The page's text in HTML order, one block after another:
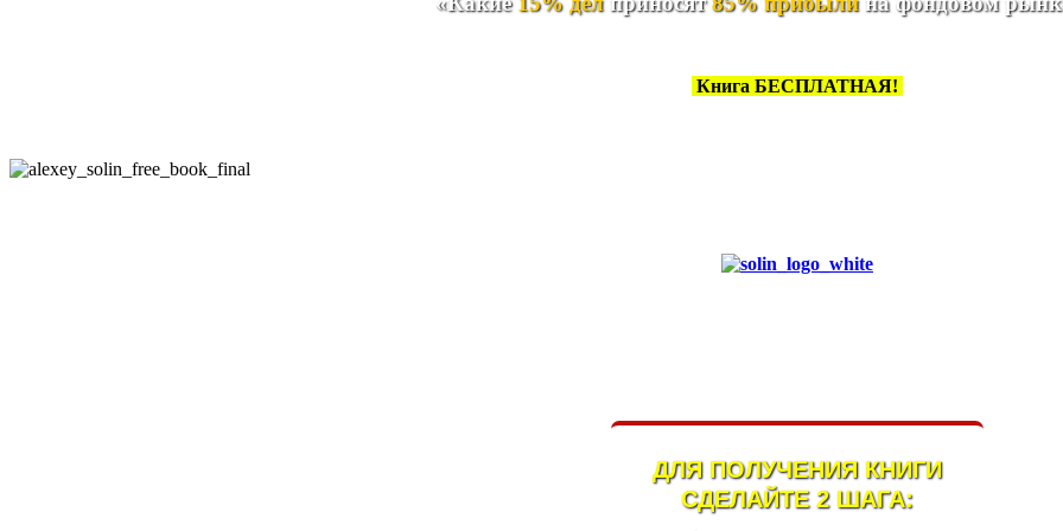
Книга БЕСПЛАТНАЯ!
ДЛЯ ПОЛУЧЕНИЯ КНИГИ
СДЕЛАЙТЕ 2 ШАГА: